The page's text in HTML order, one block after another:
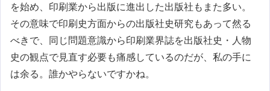
を始め、印刷業から出版に進出した出版社もまた多い。
その意味で印刷史方面からの出版社史研究もあって然る
べきで、同じ問題意識から印刷業界誌を出版社史・人物
史の観点で見直す必要も痛感しているのだが、私の手に
は余る。誰かやらないですかね。